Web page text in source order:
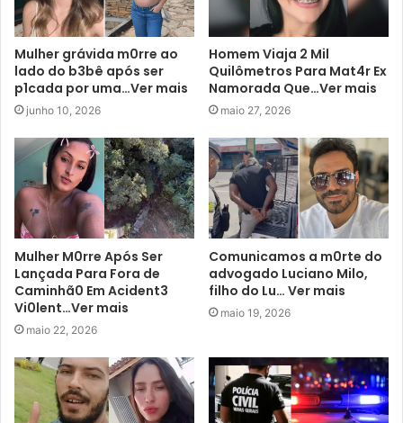
Mulher grávida m0rre ao
lado do b3bê após ser
p1cada por uma…Ver mais
junho 10, 2026
Homem Viaja 2 Mil
Quilômetros Para Mat4r Ex
Namorada Que…Ver mais
maio 27, 2026
Mulher M0rre Após Ser
Lançada Para Fora de
Caminhã0 Em Acident3
Vi0lent…Ver mais
maio 22, 2026
Comunicamos a m0rte do
advogado Luciano Milo,
filho do Lu… Ver mais
maio 19, 2026